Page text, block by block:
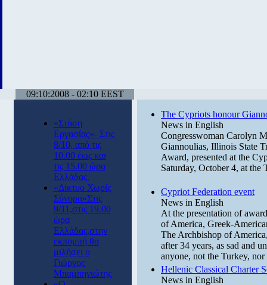
09:10:2008 - 02:10 EEST
«Στάση
Εργασίας»- Στις
8/10, από τις
10.00 έως και
τις 15.00 ώρα
Ελλάδας.
«Δίκτυο Χωρίς
Σύνορα»Στις
9/11,στις 19.00
ώρα
Ελλάδας,στην
εκπομπή θα
μιλήσει ο
Γιώργος
Μπαμπηνιώτης
The Cypriots honour
News in English
Congresswoman Carolyn
Giannoulias, Illinois State
Award, presented at the
Saturday, October 4, at
Cypriot Federation event
News in English
At the presentation of
of America, Greek-
The Archbishop of
after 34 years, as sad and
anyone, not the Turkey,
Hellenic Classical Charter
News in English